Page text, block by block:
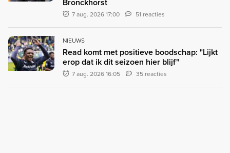
Bronckhorst
7 aug. 2026 17:00 51 reacties
NIEUWS
Read komt met positieve boodschap: "Lijkt
erop dat ik dit seizoen hier blijf"
7 aug. 2026 16:05 35 reacties